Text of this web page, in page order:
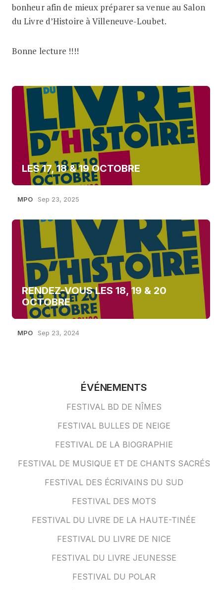
bonheur afin de mieux préparer sa venue au Salon
du Livre d’Histoire à Villeneuve-Loubet.
Bonne lecture !!!!
LES 17, 18 & 19 OCTOBRE
MPO Sep 23, 2025
RENDEZ-VOUS LES 18, 19 & 20
OCTOBRE
MPO Sep 23, 2024
ÉVÉNEMENTS
FESTIVAL BD DE NÎMES
FESTIVAL BULLES DE NEIGE
FESTIVAL DE LA BIOGRAPHIE
FESTIVAL DE MUSIQUE ET DE CHANTS SACRÉS
FESTIVAL DES ÉCRIVAINS DU SUD
FESTIVAL DES MOTS
FESTIVAL DU LIVRE DE LA HAUTE-TINÉE
FESTIVAL DU LIVRE DE NICE
FESTIVAL DU LIVRE JEUNESSE
FESTIVAL DU POLAR